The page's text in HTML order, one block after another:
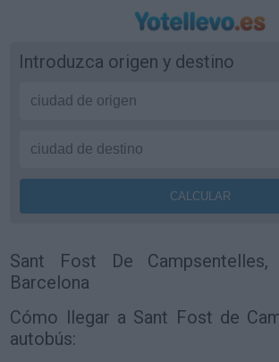
Introduzca origen y destino
Sant Fost De
Barcelona
Cómo llegar a Sant Fost de
autobús: